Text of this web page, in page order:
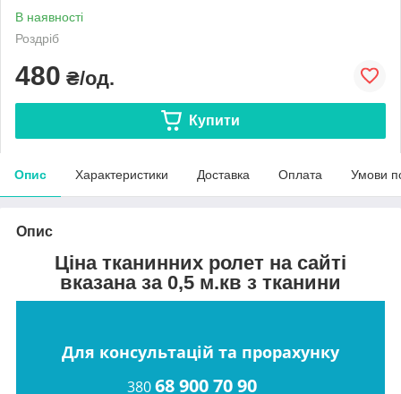
В наявності
Роздріб
480 ₴/од.
Купити
Опис Характеристики Доставка Оплата Умови
Опис
Ціна тканинних ролет на сайті
вказана за 0,5 м.кв з тканини
Для консультацій та прорахунку
38068 900 70 90